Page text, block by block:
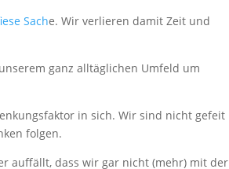
Sache. Wir verlieren damit Zeit und
ganz alltäglichen Umfeld um
in sich. Wir sind nicht gefeit
folgen.
auffällt, dass wir gar nicht (mehr) mit der